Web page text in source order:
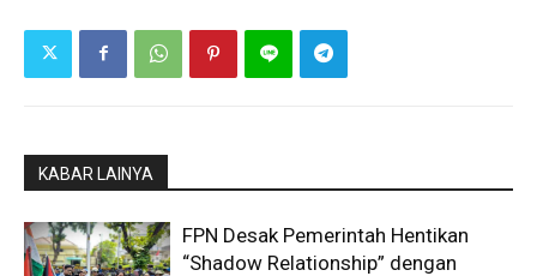
KABAR LAINYA
FPN Desak Pemerintah Hentikan
“Shadow Relationship” dengan